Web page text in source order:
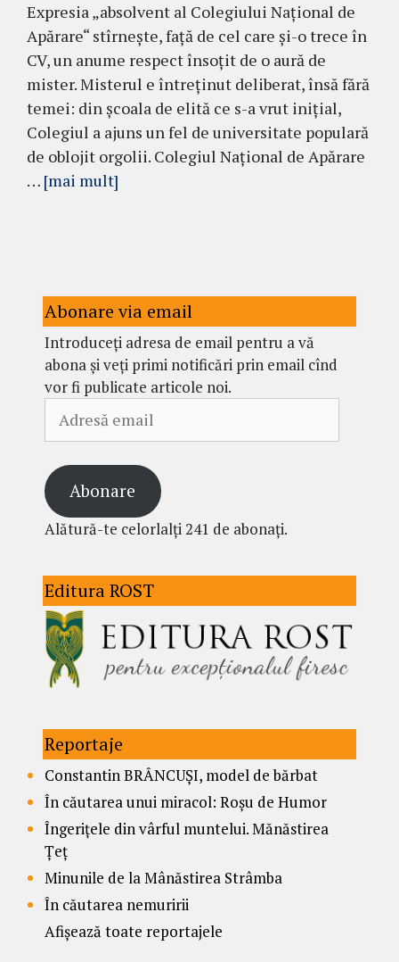
Expresia „absolvent al Colegiului Național de
Apărare“ stîrnește, față de cel care și-o trece în
CV, un anume respect însoțit de o aură de
mister. Misterul e întreținut deliberat, însă fără
temei: din școala de elită ce s-a vrut inițial,
Colegiul a ajuns un fel de universitate populară
de oblojit orgolii. Colegiul Național de Apărare
… [mai mult]
Abonare via email
Introduceți adresa de email pentru a vă
abona și veți primi notificări prin email cînd
vor fi publicate articole noi.
email
Abonare
Alătură-te celorlalți 241 de abonați.
Editura ROST
Reportaje
Constantin BRÂNCUȘI, model de bărbat
În căutarea unui miracol: Roșu de Humor
Îngerițele din vârful muntelui. Mănăstirea
Țeț
Minunile de la Mânăstirea Strâmba
În căutarea nemuririi
Afișează toate reportajele